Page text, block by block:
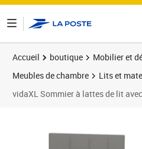
Accueil boutique
Mobilier et
Meubles de chambre
Lits et
vidaXL Sommier à lattes de lit